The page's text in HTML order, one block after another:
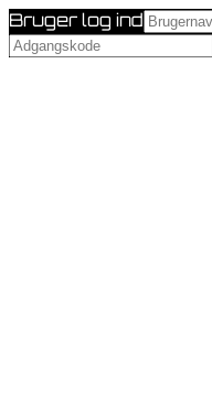
Bruger log ind